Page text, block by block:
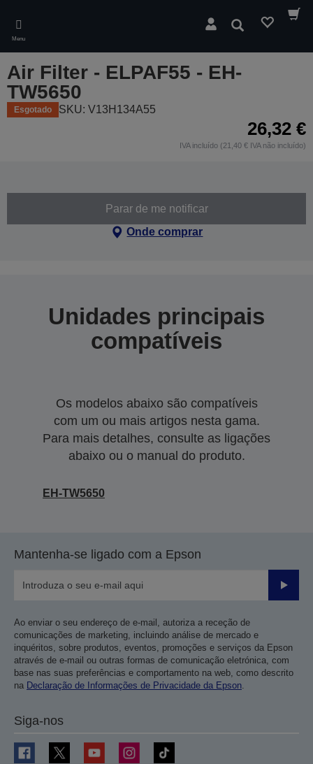
main
content
Menu
Pesquisar
Air Filter - ELPAF55 - EH-
TW5650
Esgotado SKU: V13H134A55
26,32 €
IVA incluído (21,40 € IVA não incluído)
Parar de me notificar
Onde comprar
Unidades principais
compatíveis
Os modelos abaixo são compatíveis
com um ou mais artigos nesta gama.
Para mais detalhes, consulte as ligações
abaixo ou o manual do produto.
EH-TW5650
Mantenha-se ligado com a Epson
Enviar
Ao enviar o seu endereço de e-mail, autoriza a receção de
comunicações de marketing, incluindo análise de mercado e
inquéritos, sobre produtos, eventos, promoções e serviços da Epson
através de e-mail ou outras formas de comunicação eletrónica, com
base nas suas preferências e comportamento na web, como descrito
na Declaração de Informações de Privacidade da Epson.
Siga-nos